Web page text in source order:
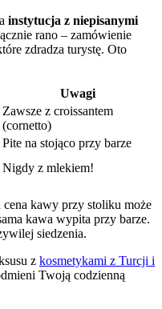
instytucja z niepisanymi
rano – zamówienie
zdradza turystę. Oto
Uwagi
Zawsze z croissantem
(cornetto)
Pite na stojąco przy barze
Nigdy z mlekiem!
kawy przy stoliku może
kawa wypita przy barze.
siedzenia.
z kosmetykami z Turcji i
Twoją codzienną